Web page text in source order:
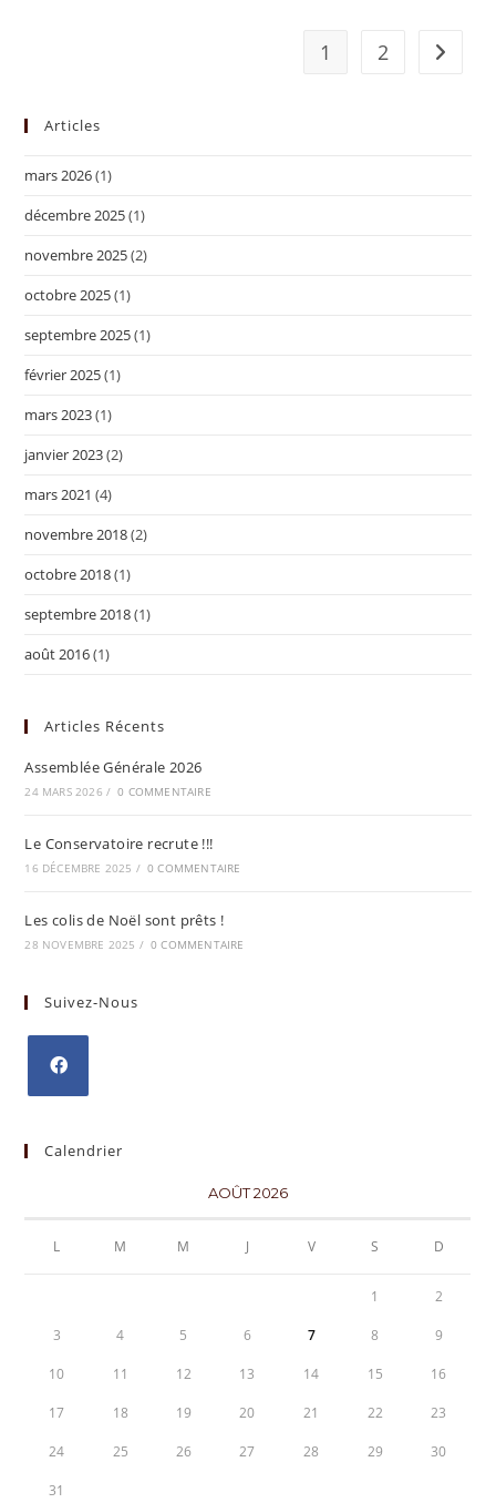
1 2
Articles
mars 2026(1)
décembre 2025(1)
novembre 2025(2)
octobre 2025(1)
septembre 2025(1)
février 2025(1)
mars 2023(1)
janvier 2023(2)
mars 2021 (4)
novembre 2018(2)
octobre 2018(1)
septembre 2018(1)
août 2016(1)
Articles Récents
Assemblée Générale 2026
24 MARS 2026 / 0 COMMENTAIRE
Le Conservatoire recrute !!!
16 DÉCEMBRE 2025 / 0 COMMENTAIRE
Les colis de Noël sont prêts !
28 NOVEMBRE 2025 / 0 COMMENTAIRE
Suivez-Nous
Calendrier
AOÛT 2026
L M M J V S D
1 2
3 4 5 6 7 8 9
10 11 12 13 14 15 16
17 18 19 20 21 22 23
24 25 26 27 28 29 30
31